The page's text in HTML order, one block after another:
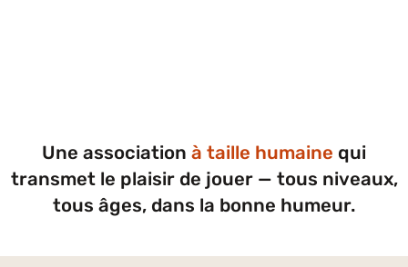
Une association à taille humaine qui
transmet le plaisir de jouer — tous niveaux,
tous âges, dans la bonne humeur.